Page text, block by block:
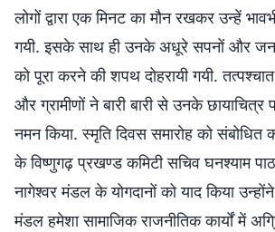
लोगों द्वारा एक मिनट का मौन रखकर उन्हें
गयी. इसके साथ ही उनके अधूरे सपनों और
को पूरा करने की शपथ दोहरायी गयी.
और ग्रामीणों ने बारी बारी से उनके छायाचित्र
नमन किया. स्मृति दिवस समारोह को संबोधित
के विष्णुगढ़ प्रखण्ड कमिटी सचिव घनश्याम
नागेश्वर मंडल के योगदानों को याद किया
मंडल हमेशा सामाजिक राजनीतिक कार्यों में